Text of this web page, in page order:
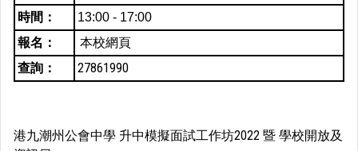
時間：
13:00 - 17:00
報名：
本校網頁
查詢：
27861990
港九潮州公會中學 升中模擬面試工作坊2022 暨 學校開放及